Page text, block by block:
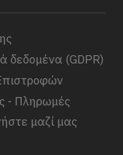
δεδομένα (GDPR)
- Πληρωμές
μαζί μας